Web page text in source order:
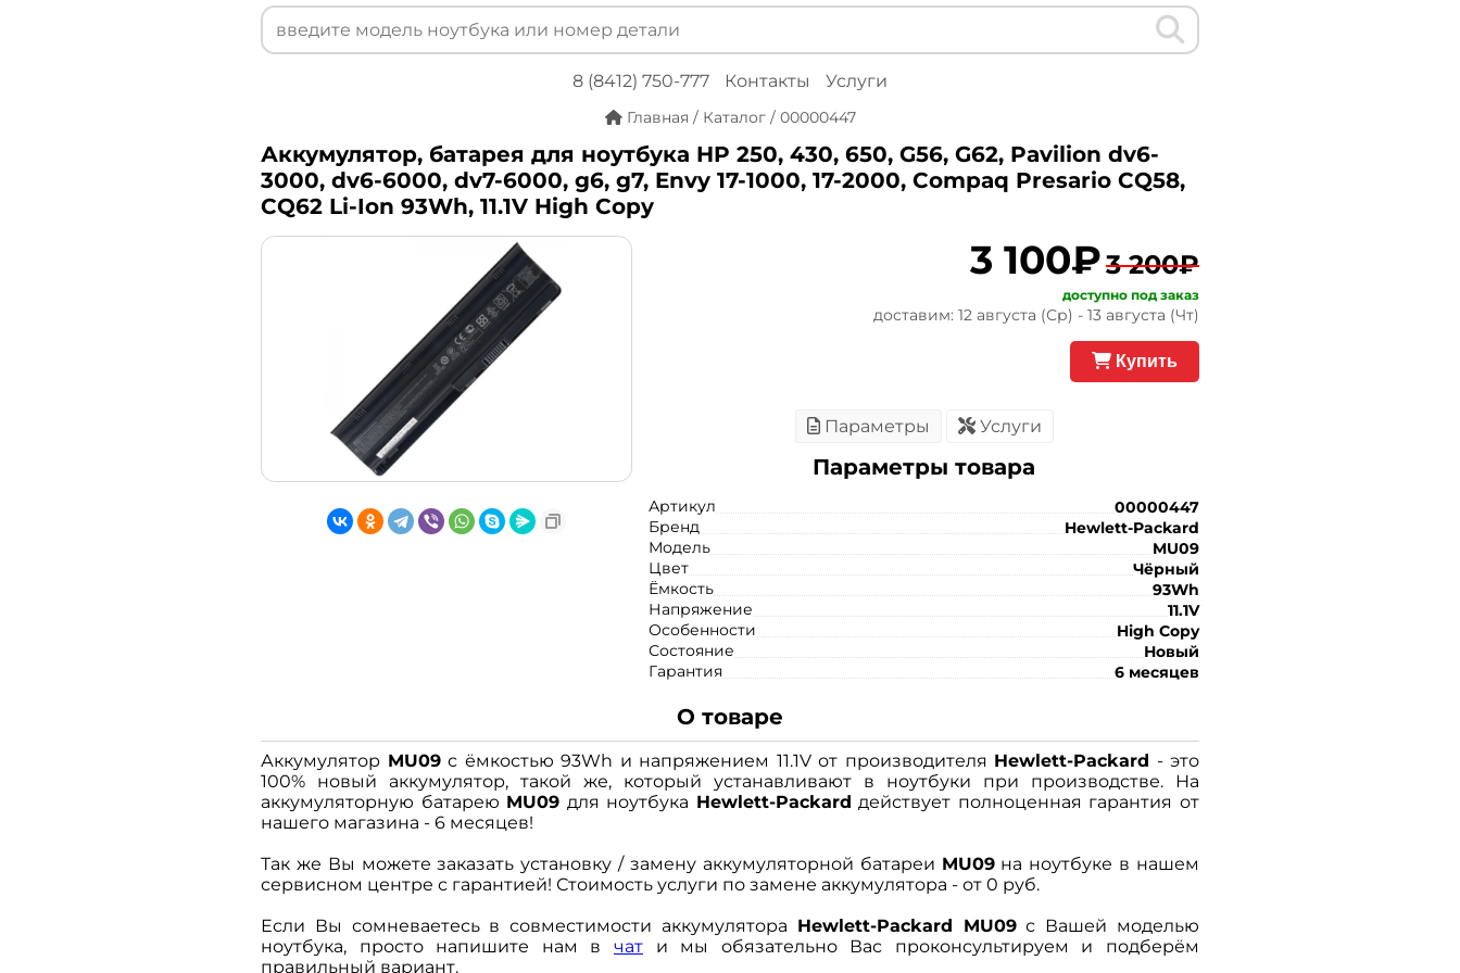
8 (8412) 750-777 Контакты Услуги
Главная / Каталог / 00000447
Аккумулятор, батарея для ноутбука HP 250, 430, 650, G56, G62, Pavilion dv6-
3000, dv6-6000, dv7-6000, g6, g7, Envy 17-1000, 17-2000, Compaq Presario CQ58,
CQ62 Li-Ion 93Wh, 11.1V High Copy
3 100₽3 200₽
доступно под заказ
доставим: 12 августа (Ср) - 13 августа (Чт)
Купить
Параметры Услуги
Параметры товара
Артикул
00000447
Бренд
Hewlett-Packard
Модель
MU09
Цвет
Чёрный
Ёмкость
93Wh
Напряжение
11.1V
Особенности
High Copy
Состояние
Новый
Гарантия
6 месяцев
О товаре
Аккумулятор MU09с ёмкостью 93Wh и напряжением 11.1V от производителя Hewlett-Packard - это
100% новый аккумулятор, такой же, который устанавливают в ноутбуки при производстве. На
аккумуляторную батарею MU09 для ноутбука Hewlett-Packard действует полноценная гарантия от
нашего магазина - 6 месяцев!
Так же Вы можете заказать установку / замену аккумуляторной батареи MU09на ноутбуке в нашем
сервисном центре с гарантией! Стоимость услуги по замене аккумулятора - от 0 руб.
Если Вы сомневаетесь в совместимости аккумулятора Hewlett-Packard MU09с Вашей моделью
ноутбука, просто напишите нам в чати мы обязательно Вас проконсультируем и подберём
правильный вариант.